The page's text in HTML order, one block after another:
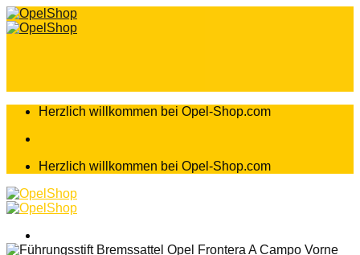
Zum
Inhalt
Herzlich willkommen bei Opel-Shop.com
Herzlich willkommen bei Opel-Shop.com